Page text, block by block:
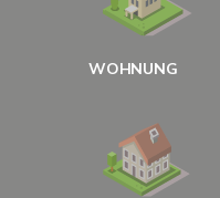
WOHNUNG